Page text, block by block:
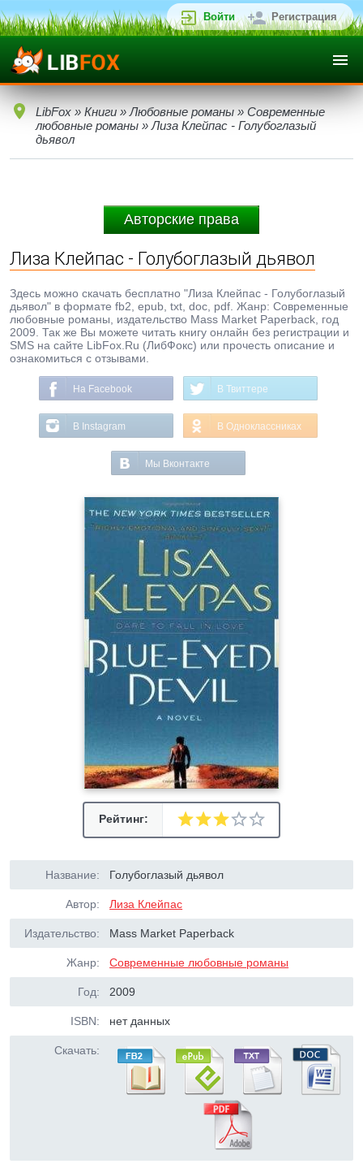
Войти Регистрация
LibFox » Книги » Любовные романы » Современные
любовные романы » Лиза Клейпас - Голубоглазый
дьявол
Авторские права
Лиза Клейпас - Голубоглазый дьявол
Здесь можно скачать бесплатно "Лиза Клейпас - Голубоглазый
дьявол" в формате fb2, epub, txt, doc, pdf. Жанр: Современные
любовные романы, издательство Mass Market Paperback, год
2009. Так же Вы можете читать книгу онлайн без регистрации и
SMS на сайте LibFox.Ru (ЛибФокс) или прочесть описание и
ознакомиться с отзывами.
На Facebook В Твиттере
В Instagram В Одноклассниках
Мы Вконтакте
Рейтинг:
Название: Голубоглазый дьявол
Автор: Лиза Клейпас
Издательство: Mass Market Paperback
Жанр: Современные любовные романы
Год: 2009
ISBN: нет данных
Скачать: